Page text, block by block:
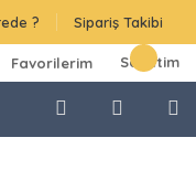
? Sipariş Takibi
Favorilerim Sepetim